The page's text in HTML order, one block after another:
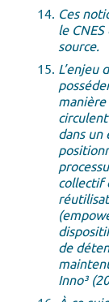
Ces
le
source.
L’enjeu
dans un
collectif
de
Inno³